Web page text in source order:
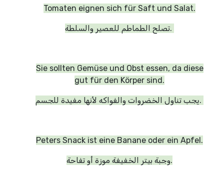
Tomaten eignen sich für Saft und Salat.
تصلح الطماطم للعصير والسلطة.
Sie sollten Gemüse und Obst essen, da diese
gut für den Körper sind.
يجب تناول الخضروات والفواكه لأنها مفيدة للجسم.
Peters Snack ist eine Banane oder ein Apfel.
وجبة بيتر الخفيفة موزة أو تفاحة.